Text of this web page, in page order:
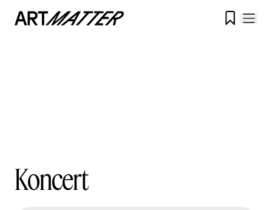

Koncert